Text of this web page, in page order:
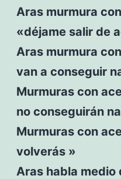
Aras murmura
«déjame salir de
Aras murmura
van a conseguir
Murmuras con
no conseguirán
Murmuras con
volverás »
Aras habla medio